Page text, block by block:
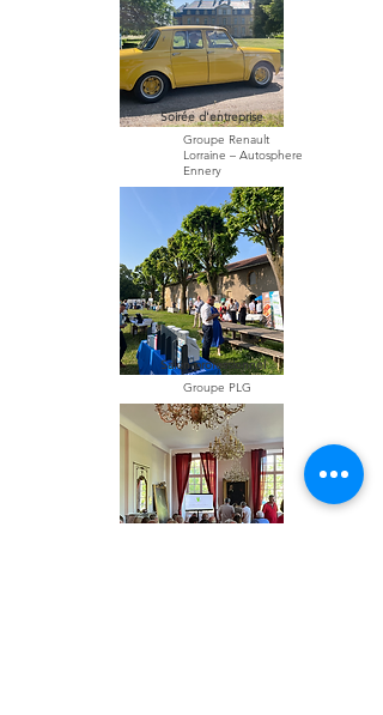
Soirée d'entreprise
Groupe Renault
Lorraine – Autosphere
Ennery
Salon professionnel
Groupe PLG